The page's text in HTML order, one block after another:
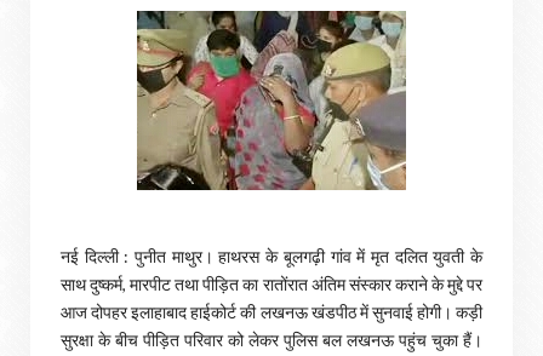
नई दिल्ली : पुनीत माथुर। हाथरस के बूलगढ़ी गांव में मृत दलित युवती के
साथ दुष्कर्म, मारपीट तथा पीड़ित का रातोंरात अंतिम संस्कार कराने के मुद्दे पर
आज दोपहर इलाहाबाद हाईकोर्ट की लखनऊ खंडपीठ में सुनवाई होगी। कड़ी
सुरक्षा के बीच पीड़ित परिवार को लेकर पुलिस बल लखनऊ पहुंच चुका हैं।